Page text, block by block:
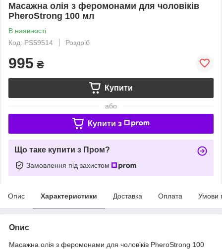
Масажна олія з феромонами для чоловіків
PheroStrong 100 мл
В наявності
Код: PS59514
Роздріб
995 ₴
Купити
або
Купити з
Що таке купити з Пром?
Замовлення під захистом
Опис Характеристики Доставка Оплата Умови
Опис
Масажна олія з феромонами для чоловіків PheroStrong 100